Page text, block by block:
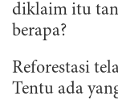
diklaim itu
berapa?
Reforestasi
Tentu ada